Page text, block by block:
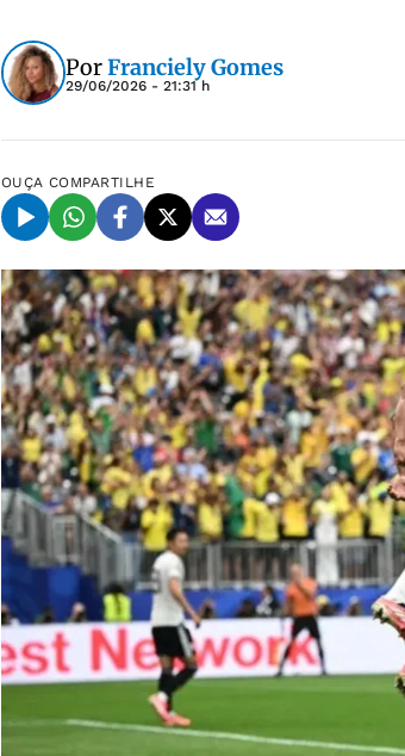
PorFranciely Gomes
29/06/2026 - 21:31 h
OUÇA COMPARTILHE